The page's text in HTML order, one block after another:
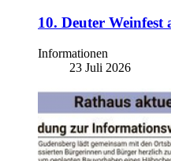
10. Deuter Weinfest
Informationen
23 Juli 2026